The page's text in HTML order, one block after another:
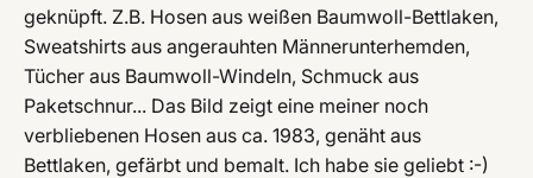
geknüpft. Z.B. Hosen aus weißen Baumwoll-Bettlaken,
Sweatshirts aus angerauhten Männerunterhemden,
Tücher aus Baumwoll-Windeln, Schmuck aus
Paketschnur... Das Bild zeigt eine meiner noch
verbliebenen Hosen aus ca. 1983, genäht aus
Bettlaken, gefärbt und bemalt. Ich habe sie geliebt :-)